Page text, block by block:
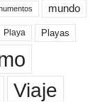
mundo
Playa Playas
Viaje